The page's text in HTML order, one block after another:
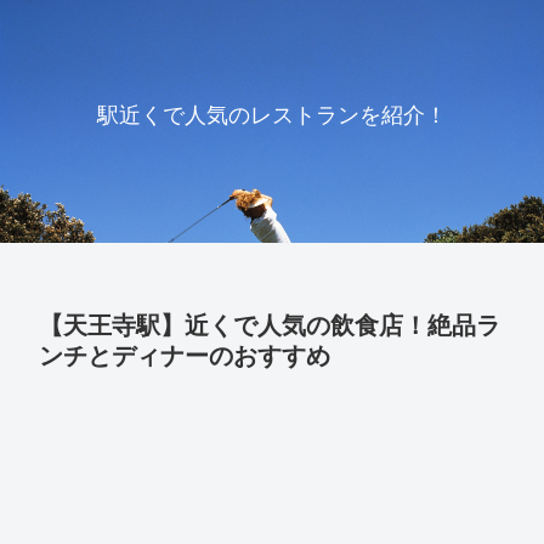
駅近くで人気のレストランを紹介！
【天王寺駅】近くで人気の飲食店！絶品ラ
ンチとディナーのおすすめ